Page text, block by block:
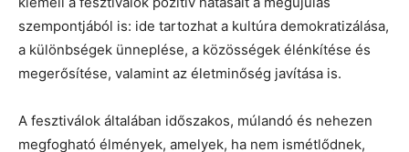
szempontjából is: ide tartozhat a kultúra demokratizálása,
a különbségek ünneplése, a közösségek élénkítése és
megerősítése, valamint az életminőség javítása is.
A fesztiválok általában időszakos, múlandó és nehezen
megfogható élmények, amelyek, ha nem ismétlődnek,